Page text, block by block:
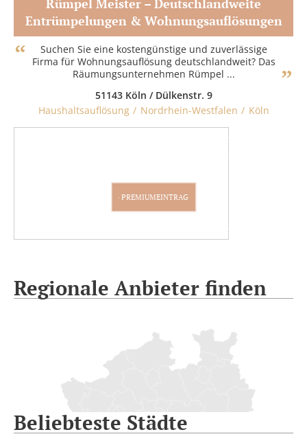
Rümpel Meister – Deutschlandweite
Entrümpelungen & Wohnungsauflösungen
Suchen Sie eine kostengünstige und zuverlässige
Firma für Wohnungsauflösung deutschlandweit? Das
Räumungsunternehmen Rümpel ...
51143 Köln / Dülkenstr. 9
Haushaltsauflösung
Nordrhein-Westfalen Köln
PARTNER WERDEN
PREMIUMEINTRAG
Regionale Anbieter finden
Beliebteste Städte